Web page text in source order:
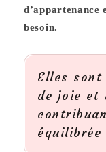
d’appartenance
besoin.
Elles sont
de joie et
équilibrée